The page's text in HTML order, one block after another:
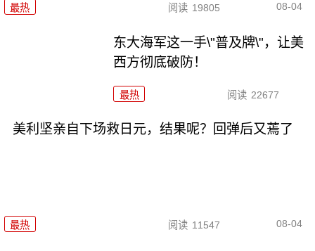
最热 阅读 19805 08-04
东大海军这一手\"普及牌\"，让美
西方彻底破防！
最热 阅读 22677
美利坚亲自下场救日元，结果呢？回弹后又蔫了
最热 阅读 11547 08-04